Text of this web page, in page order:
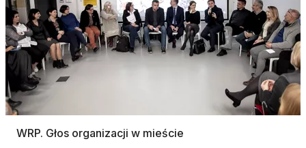
WRP. Głos organizacji w mieście